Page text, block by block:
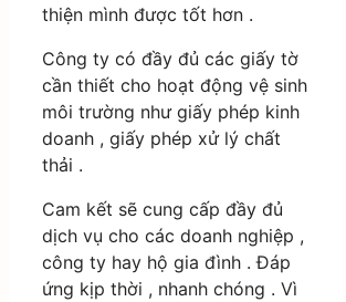
thiện mình được tốt hơn .
Công ty có đầy đủ các giấy tờ
cần thiết cho hoạt động vệ sinh
môi trường như giấy phép kinh
doanh , giấy phép xử lý chất
thải .
Cam kết sẽ cung cấp đầy đủ
dịch vụ cho các doanh nghiệp ,
công ty hay hộ gia đình . Đáp
ứng kịp thời , nhanh chóng . Vì